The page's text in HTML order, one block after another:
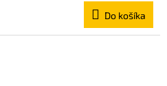
Do košíka